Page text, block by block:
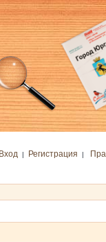
Вход | Регистрация |